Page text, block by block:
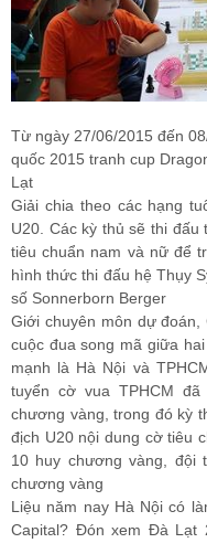
Từ ngày 27/06/2015 đến
quốc 2015 tranh cup
Lạt
Giải chia theo các hạng
U20. Các kỳ thủ sẽ thi
tiêu chuẩn nam và nữ để
hình thức thi đấu hệ Thụy
số Sonnerborn Berger
Giới chuyên môn dự
cuộc đua song mã giữa
mạnh là Hà Nội và
tuyển cờ vua TPHCM
chương vàng, trong đó kỳ
địch U20 nội dung cờ tiêu
10 huy chương vàng, đội
chương vàng
Liệu năm nay Hà Nội có
Capital? Đón xem Đà Lạt